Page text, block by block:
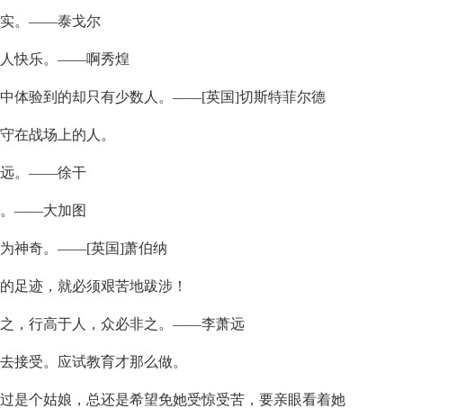
实。——泰戈尔
人快乐。——啊秀煌
体验到的却只有少数人。——[英国]切斯特菲尔德
在战场上的人。
远。——徐干
。——大加图
为神奇。——[英国]萧伯纳
足迹，就必须艰苦地跋涉！
，行高于人，众必非之。——李萧远
接受。应试教育才那么做。
是个姑娘，总还是希望免她受惊受苦，要亲眼看着她